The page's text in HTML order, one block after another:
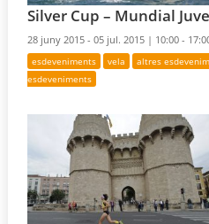
Silver Cup – Mundial
28 juny 2015 - 05 jul. 2015 | 10:00 -
esdeveniments vela altres
esdeveniments